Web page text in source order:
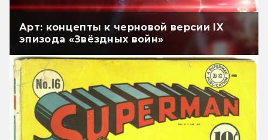
Арт: концепты к черновой версии IX
эпизода «Звёздных войн»